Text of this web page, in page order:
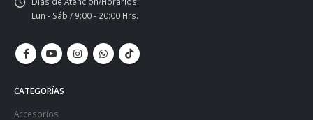
Lun - Sáb / 9:00 - 20:00 Hrs.
CATEGORÍAS
Accesorios